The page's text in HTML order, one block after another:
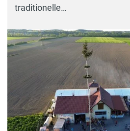
traditionelle…